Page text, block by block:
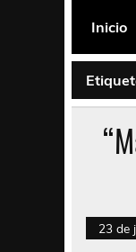
La
Inicio
23 de